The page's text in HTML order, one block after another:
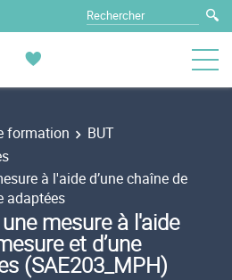
formation
BUT
à l'aide d’une chaîne de
adaptées
mesure à l'aide
et d’une
(SAE203_MPH)